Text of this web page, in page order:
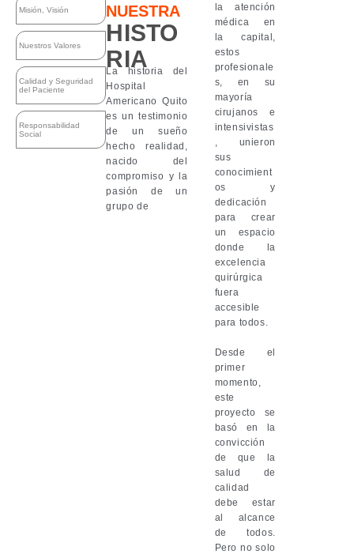
Misión, Visión
Nuestros Valores
Calidad y Seguridad
del Paciente
Responsabilidad
Social
NUESTRA
HISTO
RIA
La historia del
Hospital
Americano Quito
es un testimonio
de un sueño
hecho realidad,
nacido del
compromiso y la
pasión de un
grupo de
la atención
médica en
la capital,
estos
profesionale
s, en su
mayoría
cirujanos e
intensivistas
, unieron
sus
conocimient
os y
dedicación
para crear
un espacio
donde la
excelencia
quirúrgica
fuera
accesible
para todos.
Desde el
primer
momento,
este
proyecto se
basó en la
convicción
de que la
salud de
calidad
debe estar
al alcance
de todos.
Pero no solo